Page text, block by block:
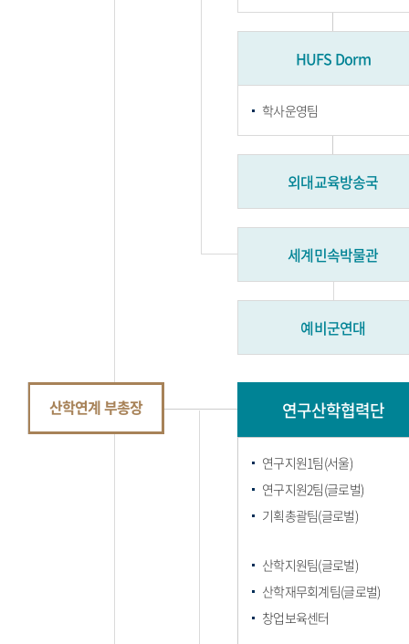
HUFS Dorm
학사운영팀
외대교육방송국
세계민속박물관
예비군연대
산학연계 부총장 연구산학협력단
연구지원1팀(서울)
연구지원2팀(글로벌)
기획총괄팀(글로벌)
산학지원팀(글로벌)
산학재무회계팀(글로벌)
창업보육센터